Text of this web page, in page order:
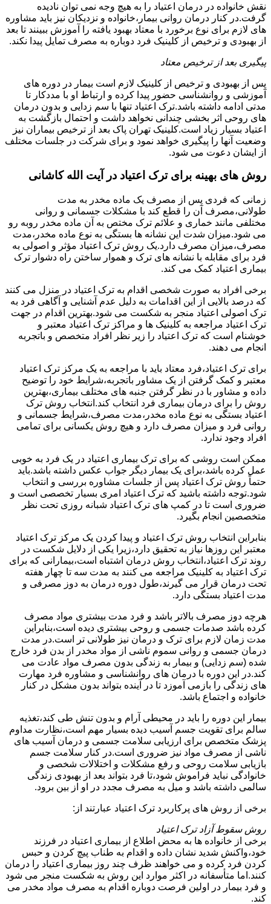
نقش خانواده در درمان اعتیاد را به هیچ وجه نمی توان نادیده
گرفت.در کنار درمان روانی بیمار،خانواده و نزدیکان نیز باید مشاوره
های لازم برای نوع برخورد با معتاد بهبود یافته را آموزش ببینند تا بعد
از بهبودی و ترخیص از کلینیک فرد دوباره به مصرف تمایل پیدا نکند.
پیگیری بعد از ترخیص معتاد
پس از بهبودی و ترخیص از کلینیک لازم است بیمار در دوره های
آموزشی و روانشناسی حضور پیدا کرده و ارتباط او با مددکار تا
مدتی ادامه داشته باشد.ترک اعتیاد تنها با سم زدایی و بدون درمان
های روحی اثر بخشی چندانی نخواهد داشت و احتمال بازگشت به
اعتیاد بسیار زیاد است.کلینیک تهران پاک بعد از ترخیص بیماران نیز
وضعیت آنها را پیگیری خواهد نمود و برای شرکت در جلسات مختلف
از ایشان دعوت می شود.
روش های بهینه برای ترک اعتیاد در آیت الله کاشانی
زمانی که فردی پس از مصرف یک ماده مخدر به مدت
طولانی،مصرف آن را قطع کند با مشکلات جسمانی و روانی
مختلفی مانند خماری و علائم ترک مختص به آن ماده مخدر روبه رو
می شود.میزان شدت این نشانه ها بستگی به نوع ماده مخدر،مدت
مصرف،میزان مصرف دارد.یک روش ترک اعتیاد مؤثر و اصولی به
فرد برای مقابله با نشانه های ترک و هموار ساختن راه دشوار ترک
بیماری اعتیاد کمک می کند.
برخی افراد به صورت شخصی اقدام به ترک اعتیاد در منزل می کنند
که درصد بالایی از این اقدامات به دلیل عدم آشنایی و آگاهی فرد به
ترک اصولی اعتیاد منجر به شکست می شود.بهترین اقدام در جهت
ترک اعتیاد مراجعه به کلینیک ها و مراکز ترک اعتیاد معتبر و
خوشنام است که ترک اعتیاد را زیر نظر افراد متخصص و باتجربه
انجام می دهند.
برای ترک اعتیاد،فرد معتاد باید با مراجعه به یک مرکز ترک اعتیاد
معتبر و کمک گرفتن از یک مشاور باتجربه،شرایط خود را توضیح
داده و مشاور با در نظر گرفتن جنبه های مختلف بیماری،بهترین
روش را برای درمان بیماری فرد انتخاب کند.انتخاب روش ترک
اعتیاد بستگی به نوع ماده مخدر،مدت مصرف،شرایط جسمانی و
روانی فرد و میزان مصرف دارد و هیچ روش یکسانی برای تمامی
افراد وجود ندارد.
ممکن است روشی که برای ترک بیماری اعتیاد در یک فرد به خوبی
عمل کرده باشد،برای یک بیمار دیگر جواب عکس داشته باشد.باید
حتماً روش ترک اعتیاد پس از جلسات مشاوره بررسی و انتخاب
شود.توجه داشته باشید که ترک اعتیاد امری بسیار تخصصی است و
ضروری است تا در کمپ های ترک اعتیاد شبانه روزی تحت نظر
متخصصین انجام بگیرد.
بنابراین انتخاب روش ترک اعتیاد و پیدا کردن یک مرکز ترک اعتیاد
معتبر این روزها نیاز به تحقیق دارد،زیرا یکی از دلایل شکست در
روند ترک اعتیاد،انتخاب روش درمان اشتباه است،بیمارانی که برای
ترک اعتیاد به کلینیک مراجعه می کنند به مدت سه تا چهار هفته
تحت درمان قرار می گیرند،طول دوره درمان به دوز مصرفی و
مدت اعتیاد بستگی دارد.
هرچه دوز مصرف بالاتر باشد و فرد مدت بیشتری مواد مصرف
کرده باشد صدمات جسمی و روحی بیشتری دیده است،بنابراین
مدت زمان لازم برای ترک و درمان نیز طولانی تر است.در مدت
درمان جسمی و روانی سموم ناشی از مواد مخدر از بدن فرد خارج
شده (سم زدایی) و بیمار به زندگی بدون مصرف مواد عادت می
کند.در این دوره با درمان های روانشناسی و مشاوره فرد مهارت
های زندگی را بازمی آموزد تا در آینده بتواند بدون مشکل در کنار
خانواده و اجتماع باشد.
بیمار این دوره را باید در محیطی آرام و بدون تنش طی کند،تغذیه
سالم برای تقویت جسم آسیب دیده بسیار مهم است،نظارت مداوم
پزشک متخصص برای ارزیابی سلامت جسمی و درمان آسیب های
ناشی از مصرف مواد نیز ضروری است.در کنار سلامت جسم
بازیابی سلامت روحی و رفع مشکلات و اختلالات شخصی و
خانوادگی نباید فراموش شود،تا فرد بتواند بعد از بهبودی زندگی
سالمی داشته باشد و میل به مصرف مجدد در او از بین برود.
برخی از روش های پرکاربرد ترک اعتیاد عبارتند از:
روش سقوط آزاد ترک اعتیاد
برخی از خانواده ها به محض اطلاع از بیماری اعتیاد در فرزند
خود،واکنش شدید نشان داده و اقدام به طناب پیچ کردن و حبس
کردن فرد کرده و می خواهند ظرف چند روز بیماری اعتیاد را درمان
کنند.اما متأسفانه در اکثر موارد این روش به شکست منجر می شود
و فرد بیمار در اولین فرصت دوباره اقدام به مصرف مواد مخدر می
کند.